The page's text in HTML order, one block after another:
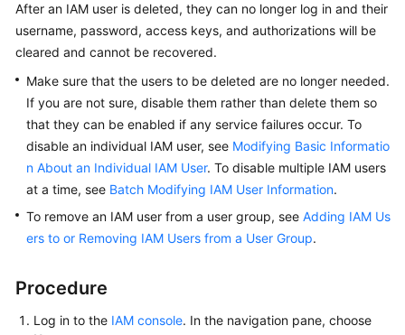
Getting
Started
User
Guide
Best
API
Reference
Reference
FAQs
After an IAM user is deleted, they can no longer log in and their
username, password, access keys, and authorizations will be
cleared and cannot be recovered.
Make sure that the users to be deleted are no longer needed.
If you are not sure, disable them rather than delete them so
that they can be enabled if any service failures occur. To
disable an individual IAM user, see Modifying Basic Informatio
n About an Individual IAM User. To disable multiple IAM users
at a time, see Batch Modifying IAM User Information.
To remove an IAM user from a user group, see Adding IAM Us
ers to or Removing IAM Users from a User Group.
Procedure
Log in to the IAM console. In the navigation pane, choose